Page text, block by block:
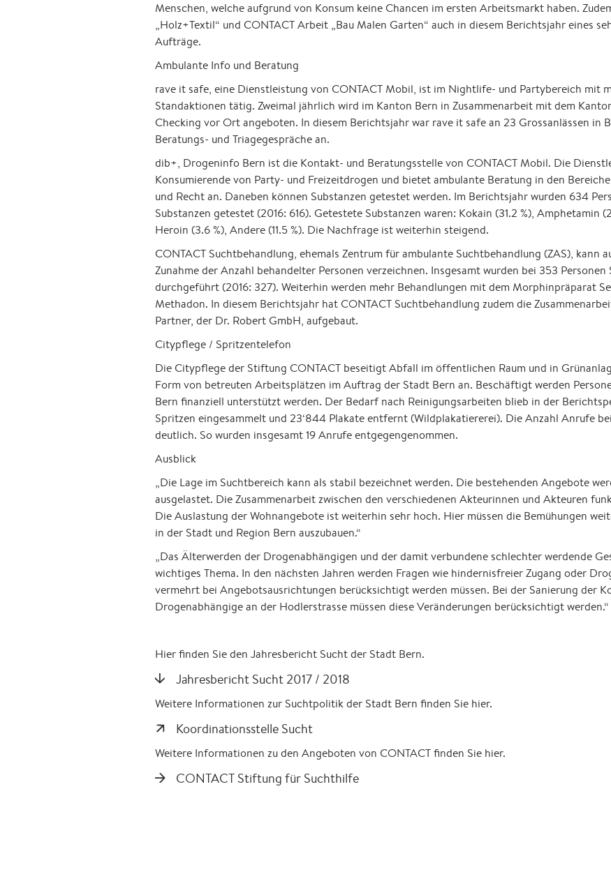
Menschen, welche aufgrund von Konsum keine Chancen im ersten Arbeitsmarkt haben.
„Holz+Textil“ und CONTACT Arbeit „Bau Malen Garten“ auch in diesem Berichtsjahr eines
Aufträge.
Ambulante Info und Beratung
rave it safe, eine Dienstleistung von CONTACT Mobil, ist im Nightlife- und Partybereich mit
Standaktionen tätig. Zweimal jährlich wird im Kanton Bern in Zusammenarbeit mit dem
Checking vor Ort angeboten. In diesem Berichtsjahr war rave it safe an 23 Grossanlässen in
Beratungs- und Triagegespräche an.
dib+, Drogeninfo Bern ist die Kontakt- und Beratungsstelle von CONTACT Mobil. Die
Konsumierende von Party- und Freizeitdrogen und bietet ambulante Beratung in den
und Recht an. Daneben können Substanzen getestet werden. Im Berichtsjahr wurden 634
Substanzen getestet (2016: 616). Getestete Substanzen waren: Kokain (31.2 %), Amphetamin
Heroin (3.6 %), Andere (11.5 %). Die Nachfrage ist weiterhin steigend.
CONTACT Suchtbehandlung, ehemals Zentrum für ambulante Suchtbehandlung (ZAS), kann
Zunahme der Anzahl behandelter Personen verzeichnen. Insgesamt wurden bei 353
durchgeführt (2016: 327). Weiterhin werden mehr Behandlungen mit dem Morphinpräparat
Methadon. In diesem Berichtsjahr hat CONTACT Suchtbehandlung zudem die
Partner, der Dr. Robert GmbH, aufgebaut.
Citypflege / Spritzentelefon
Die Citypflege der Stiftung CONTACT beseitigt Abfall im öffentlichen Raum und in
Form von betreuten Arbeitsplätzen im Auftrag der Stadt Bern an. Beschäftigt werden
Bern finanziell unterstützt werden. Der Bedarf nach Reinigungsarbeiten blieb in der
Spritzen eingesammelt und 23‘844 Plakate entfernt (Wildplakatiererei). Die Anzahl Anrufe
deutlich. So wurden insgesamt 19 Anrufe entgegengenommen.
Ausblick
„Die Lage im Suchtbereich kann als stabil bezeichnet werden. Die bestehenden Angebote
ausgelastet. Die Zusammenarbeit zwischen den verschiedenen Akteurinnen und Akteuren
Die Auslastung der Wohnangebote ist weiterhin sehr hoch. Hier müssen die Bemühungen
in der Stadt und Region Bern auszubauen.“
„Das Älterwerden der Drogenabhängigen und der damit verbundene schlechter werdende
wichtiges Thema. In den nächsten Jahren werden Fragen wie hindernisfreier Zugang oder
vermehrt bei Angebotsausrichtungen berücksichtigt werden müssen. Bei der Sanierung der
Drogenabhängige an der Hodlerstrasse müssen diese Veränderungen berücksichtigt werden.“
Hier finden Sie den Jahresbericht Sucht der Stadt Bern.
Jahresbericht Sucht 2017 / 2018
Weitere Informationen zur Suchtpolitik der Stadt Bern finden Sie hier.
Koordinationsstelle Sucht
Weitere Informationen zu den Angeboten von CONTACT finden Sie hier.
CONTACT Stiftung für Suchthilfe